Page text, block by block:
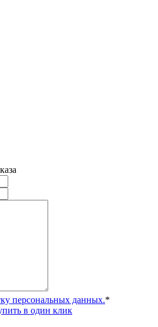
персональных данных.*
в один клик